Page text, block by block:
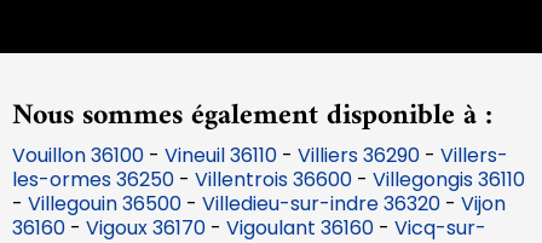
Nous sommes également disponible à :
Vouillon 36100 - Vineuil 36110 - Villiers 36290 - Villers-
les-ormes 36250 - Villentrois 36600 - Villegongis 36110
- Villegouin 36500 - Villedieu-sur-indre 36320 - Vijon
36160 - Vigoux 36170 - Vigoulant 36160 - Vicq-sur-